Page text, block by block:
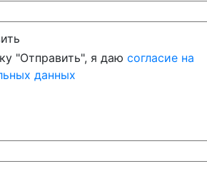
"Отправить", я даю согласие на
данных